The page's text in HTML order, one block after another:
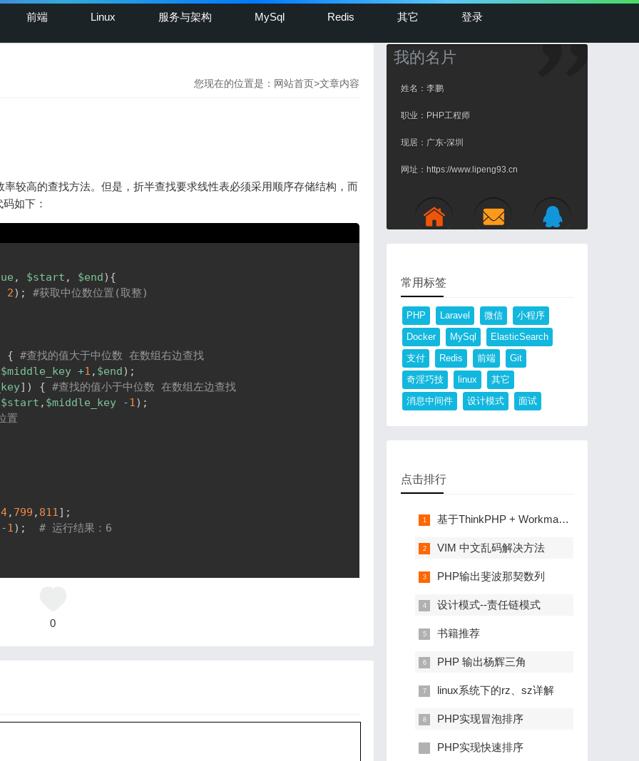
前端 Linux 服务与架构 MySql Redis 其它 登录
您现在的位置是： 网站首页>文章内容
较高的查找方法。但是，折半查找要求线性表必须采用顺序存储结构，而
如下：
, $start , $end) {
2) ; #获取中位数位置(取整)
{ #查找的值大于中位数 在数组右边查找
$middle_key +1 , $end) ;
] ) { #查找的值小于中位数 在数组左边查找
$start , $middle_key -1 ) ;
置
, 799 , 811 ] ;
-1 ) ; # 运行结果：6
0
我的名片
姓名：李鹏
职业：PHP工程师
现居：广东-深圳
网址：https://www.lipeng93.cn
常用标签
PHP Laravel 微信
小程序
Docker
MySql
ElasticSearch
支付
Redis 前端
Git
奇淫巧技
linux
其它
消息中间件
设计模式 面试
点击排行
基于ThinkPHP + Workman 的 简易 RPC 解决方案
VIM 中文乱码解决方法
PHP输出斐波那契数列
设计模式--责任链模式
书籍推荐
PHP 输出杨辉三角
linux系统下的rz、sz详解
PHP实现冒泡排序
PHP实现快速排序